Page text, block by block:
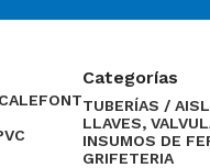
Categorías
TUBERÍAS /
LLAVES,
INSUMOS DE
GRIFETERIA